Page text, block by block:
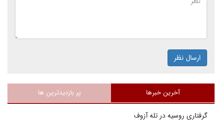
ارسال نظر
آخرین خبرها پر بازدیدترین ها
گرفتاری روسیه در تله آزوف